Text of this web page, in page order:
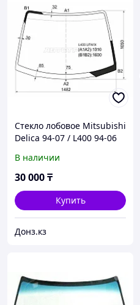
Стекло лобовое Mitsubishi
Delica 94-07 / L400 94-06
В наличии
30 000₸
Купить
Донз.кз